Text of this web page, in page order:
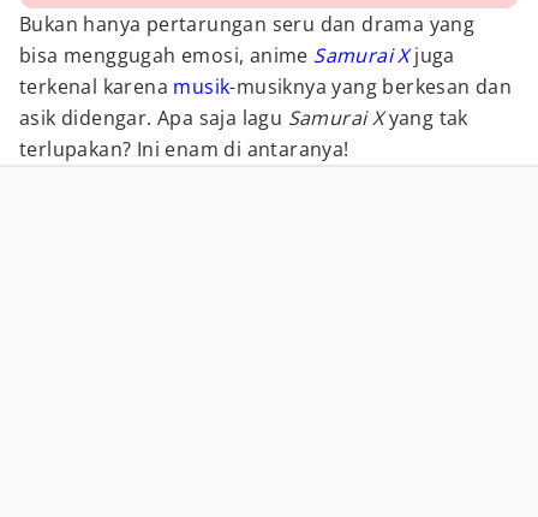
Bukan hanya pertarungan seru dan drama yang
bisa menggugah emosi, anime Samurai X juga
terkenal karena musik-musiknya yang berkesan dan
asik didengar. Apa saja lagu Samurai Xyang tak
terlupakan? Ini enam di antaranya!